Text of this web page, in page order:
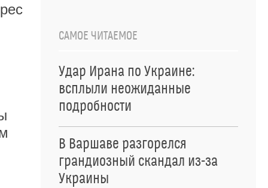
САМОЕ ЧИТАЕМОЕ
Удар Ирана по Украине:
всплыли неожиданные
подробности
В Варшаве разгорелся
грандиозный скандал из-за
Украины